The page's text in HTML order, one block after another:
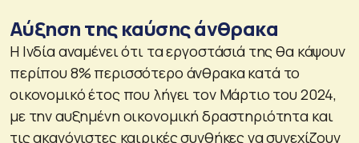
Αύξηση της καύσης άνθρακα
Η Ινδία αναμένει ότι τα εργοστάσιά της θα κάψουν
περίπου 8% περισσότερο άνθρακα κατά το
οικονομικό έτος που λήγει τον Μάρτιο του 2024,
με την αυξημένη οικονομική δραστηριότητα και
τις ακανόνιστες καιρικές συνθήκες να συνεχίζουν